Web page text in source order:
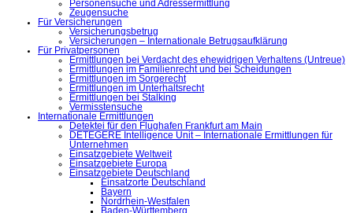
Personensuche und Adressermittlung
Zeugensuche
Für Versicherungen
Versicherungsbetrug
Versicherungen – Internationale Betrugsaufklärung
Für Privatpersonen
Ermittlungen bei Verdacht des ehewidrigen Verhaltens (Untreue)
Ermittlungen im Familienrecht und bei Scheidungen
Ermittlungen im Sorgerecht
Ermittlungen im Unterhaltsrecht
Ermittlungen bei Stalking
Vermisstensuche
Internationale Ermittlungen
Detektei für den Flughafen Frankfurt am Main
DETEGERE Intelligence Unit – Internationale Ermittlungen für
Unternehmen
Einsatzgebiete Weltweit
Einsatzgebiete Europa
Einsatzgebiete Deutschland
Einsatzorte Deutschland
Bayern
Nordrhein-Westfalen
Baden-Württemberg